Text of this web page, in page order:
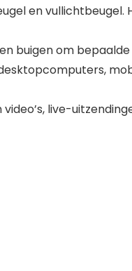
en
buigen om
live-